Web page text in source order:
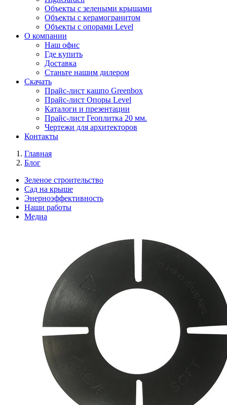
Объекты с зелеными крышами
Объекты с керамогранитом
Объекты с опорами Level
О компании
Наш офис
Где купить
Доставка
Станьте нашим дилером
Скачать
Прайс-лист кашпо Greenbox
Прайс-лист Опоры Level
Каталоги и презентации
Прайс-лист Геоплитка 20 мм.
Чертежи для архитекторов
Контакты
Главная
Блог
Зеленое строительство
Сад на крыше
Энерноэффективность
Наши работы
Медиа